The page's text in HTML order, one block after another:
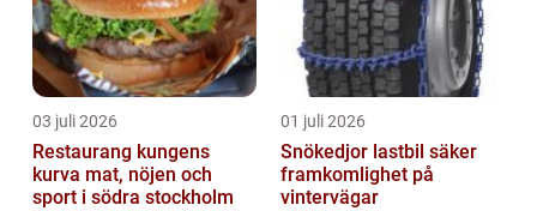
03 juli 2026
Restaurang kungens
kurva mat, nöjen och
sport i södra stockholm
01 juli 2026
Snökedjor lastbil säker
framkomlighet på
vintervägar